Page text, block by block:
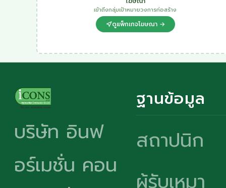
เข้าถึงกลุ่มเป้าหมายวงการก่อสร้าง
ดูแพ็กเกจโฆษณา →
บริษัท อินฟ
อร์เมชั่น คอน
ฐานข้อมูล
สถาปนิก
ผู้รับเหมา